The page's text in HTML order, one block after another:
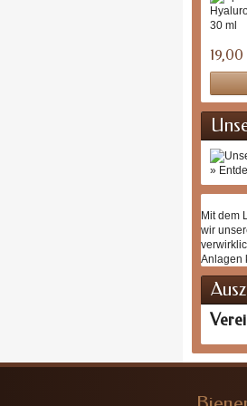
»
Mit dem
wir
Anlagen